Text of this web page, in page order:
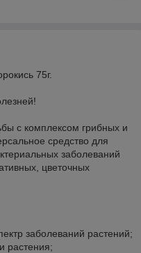
75г.
с комплексом грибных и
средство для
заболеваний
цветочных
заболеваний растений;
растения;